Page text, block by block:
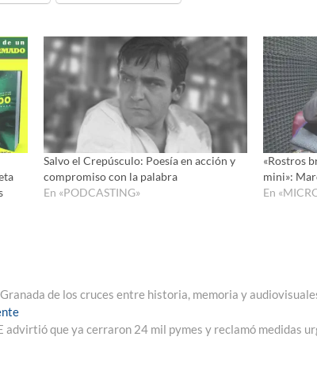
Salvo el Crepúsculo: Poesía en acción y
compromiso con la palabra
En «PODCASTING»
«Rostros
mini»:
En
de los cruces entre historia, memoria y
Entrada
siguiente:
advirtió que ya cerraron 24 mil pymes y reclamó medidas